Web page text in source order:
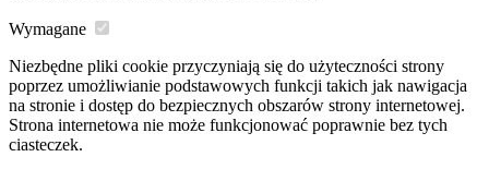
Wymagane
Niezbędne pliki cookie przyczyniają się do użyteczności strony
poprzez umożliwianie podstawowych funkcji takich jak nawigacja
na stronie i dostęp do bezpiecznych obszarów strony internetowej.
Strona internetowa nie może funkcjonować poprawnie bez tych
ciasteczek.